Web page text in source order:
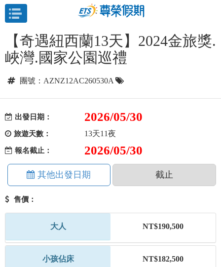
目前位置： 紐西蘭 南島北島綜覽
【奇遇紐西蘭13天】2024金旅獎.
峽灣.國家公園巡禮
團號：AZNZ12AC260530A
出發日期： 2026/05/30
旅遊天數： 13天11夜
報名截止： 2026/05/30
其他出發日期 截止
售價：
大人 NT$190,500
小孩佔床 NT$182,500